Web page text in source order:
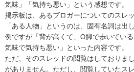
気味」「気持ち悪い」という感想です。
掲示板は、あるブロガーについてのスレッ
「ある人物」というのは、固有名詞は出
例ですが「背が高くて、O脚で歩いてい
気味で気持ち悪い」といった内容です。
ただ、そのスレッドの閲覧はしておりま
がありません。ただし、閲覧していたス